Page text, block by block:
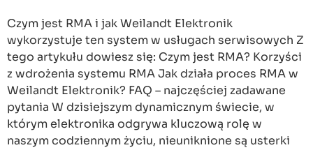
Czym jest RMA i jak Weilandt Elektronik
wykorzystuje ten system w usługach serwisowych Z
tego artykułu dowiesz się: Czym jest RMA? Korzyści
z wdrożenia systemu RMA​ Jak działa proces RMA w
Weilandt Elektronik? FAQ – najczęściej zadawane
pytania W dzisiejszym dynamicznym świecie, w
którym elektronika odgrywa kluczową rolę w
naszym codziennym życiu, nieuniknione są usterki